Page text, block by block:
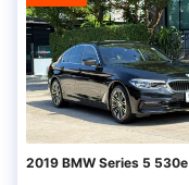
2019 BMW Series 5 530e